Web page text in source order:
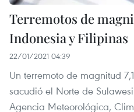
Terremotos de
Indonesia y Filipinas
22/01/2021 04:39
Un terremoto de magnitud
sacudió el Norte de
Agencia Meteorológica,